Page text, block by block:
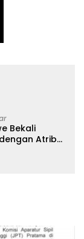
Bekali
Atribut